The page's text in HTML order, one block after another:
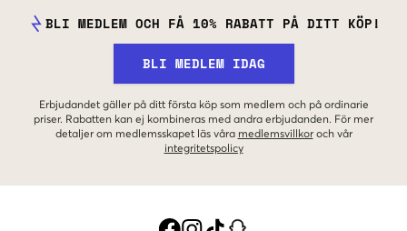
BLI MEDLEM OCH FÅ 10% RABATT PÅ DITT KÖP!
BLI MEDLEM IDAG
Erbjudandet gäller på ditt första köp som medlem och på ordinarie
priser. Rabatten kan ej kombineras med andra erbjudanden. För mer
detaljer om medlemsskapet läs våra medlemsvillkor och vår
integritetspolicy